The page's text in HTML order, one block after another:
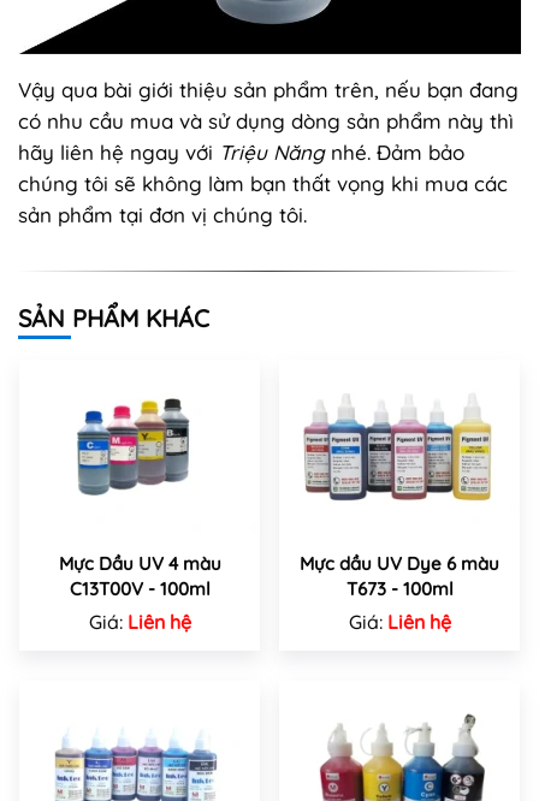
Vậy qua bài giới thiệu sản phẩm trên, nếu bạn đang
có nhu cầu mua và sử dụng dòng sản phẩm này thì
hãy liên hệ ngay với Triệu Năngnhé. Đảm bảo
chúng tôi sẽ không làm bạn thất vọng khi mua các
sản phẩm tại đơn vị chúng tôi.
SẢN PHẨM KHÁC
Mực Dầu UV 4 màu
C13T00V - 100ml
Giá: Liên hệ
Mực dầu UV Dye 6 màu
T673 - 100ml
Giá: Liên hệ